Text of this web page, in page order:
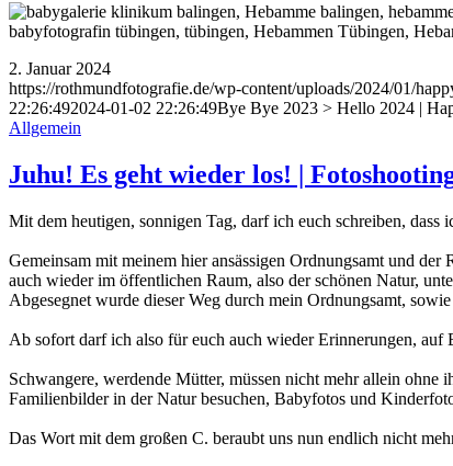
2. Januar 2024
https://rothmundfotografie.de/wp-content/uploads/2024/01/
22:26:492024-01-02 22:26:49Bye Bye 2023 > Hello 2024 |
Allgemein
Juhu! Es geht wieder los! |
Mit dem heutigen, sonnigen Tag, darf ich euch schreiben,
Gemeinsam mit meinem hier ansässigen Ordnungsamt und
auch wieder im öffentlichen Raum, also der schönen Natur,
Abgesegnet wurde dieser Weg durch mein Ordnungsamt,
Ab sofort darf ich also für euch auch wieder Erinnerungen, auf
Schwangere, werdende Mütter, müssen nicht mehr allein
Familienbilder in der Natur besuchen, Babyfotos und
Das Wort mit dem großen C. beraubt uns nun endlich nicht